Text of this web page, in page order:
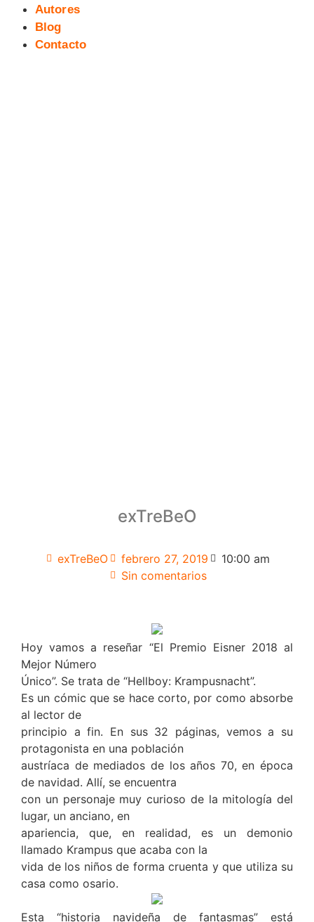
Autores
Blog
Contacto
exTreBeO
exTreBeO febrero 27, 2019
10:00 am
Sin comentarios
Hoy vamos a reseñar “El Premio Eisner 2018 al
Mejor Número
Único”. Se trata de “Hellboy: Krampusnacht”.
Es un cómic que se hace corto, por como absorbe
al lector de
principio a fin. En sus 32 páginas, vemos a su
protagonista en una población
austríaca de mediados de los años 70, en época
de navidad. Allí, se encuentra
con un personaje muy curioso de la mitología del
lugar, un anciano, en
apariencia, que, en realidad, es un demonio
llamado Krampus que acaba con la
vida de los niños de forma cruenta y que utiliza su
casa como osario.
Esta “historia navideña de fantasmas” está